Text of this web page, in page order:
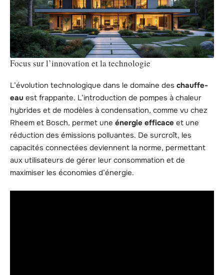
Focus sur l’innovation et la technologie
L’évolution technologique dans le domaine des chauffe-
eau est frappante. L’introduction de pompes à chaleur
hybrides et de modèles à condensation, comme vu chez
Rheem et Bosch, permet une énergie efficace et une
réduction des émissions polluantes. De surcroît, les
capacités connectées deviennent la norme, permettant
aux utilisateurs de gérer leur consommation et de
maximiser les économies d’énergie.